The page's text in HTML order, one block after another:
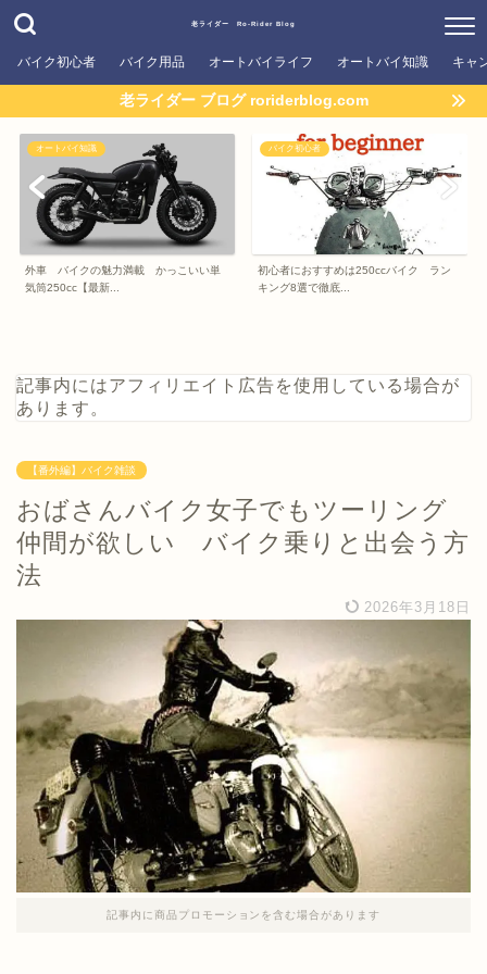
老ライダー Ro-Rider Blog
バイク初心者 バイク用品 オートバイライフ オートバイ知識 キャ
老ライダー ブログ roriderblog.com
オートバイ知識
外車 バイクの魅力満載 かっこいい単
気筒250cc【最新...
バイク初心者
初心者におすすめは250ccバイク ラン
キング8選で徹底...
記事内にはアフィリエイト広告を使用している場合が
あります。
【番外編】バイク雑談
おばさんバイク女子でもツーリング
仲間が欲しい バイク乗りと出会う方
法
2026年3月18日
記事内に商品プロモーションを含む場合があります